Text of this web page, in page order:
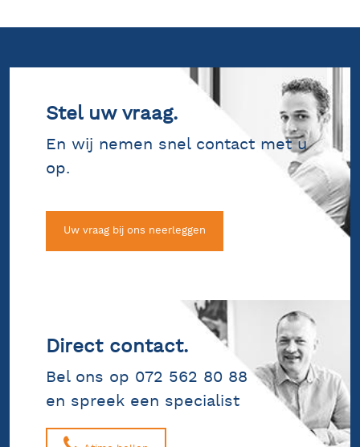
Stel uw vraag.
En wij nemen snel contact met u
op.
Uw vraag bij ons neerleggen
Direct contact.
Bel ons op 072 562 80 88
en spreek een specialist